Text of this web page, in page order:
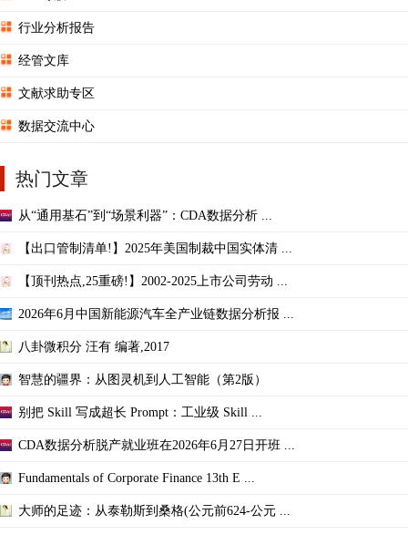
行业分析报告
经管文库
文献求助专区
数据交流中心
热门文章
从“通用基石”到“场景利器”：CDA数据分析 ...
【出口管制清单!】2025年美国制裁中国实体清 ...
【顶刊热点,25重磅!】2002-2025上市公司劳动 ...
2026年6月中国新能源汽车全产业链数据分析报 ...
八卦微积分 汪有 编著,2017
智慧的疆界：从图灵机到人工智能（第2版）
别把 Skill 写成超长 Prompt：工业级 Skill ...
CDA数据分析脱产就业班在2026年6月27日开班 ...
Fundamentals of Corporate Finance 13th E ...
大师的足迹：从泰勒斯到桑格(公元前624-公元 ...